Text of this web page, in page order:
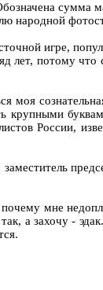
народной
игре,
потому что
моя
крупными
России,
мне
а захочу -